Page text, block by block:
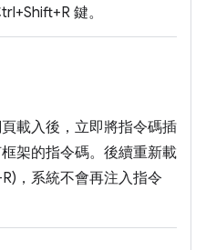
鍵。
載入後，立即將指令碼插
架的指令碼。後續重新載
，系統不會再注入指令